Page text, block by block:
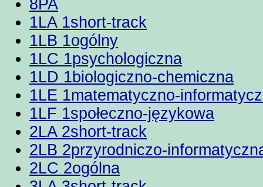
8PA
1LA 1short-track
1LB 1ogólny
1LC 1psychologiczna
1LD 1biologiczno-chemiczna
1LE 1matematyczno-
1LF 1społeczno-językowa
2LA 2short-track
2LB 2przyrodniczo-
2LC 2ogólna